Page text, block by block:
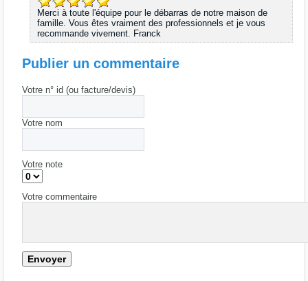
Merci à toute l'équipe pour le débarras de notre maison de
famille. Vous êtes vraiment des professionnels et je vous
recommande vivement. Franck
Publier un commentaire
Votre n° id (ou facture/devis)
Votre nom
Votre note
Votre commentaire